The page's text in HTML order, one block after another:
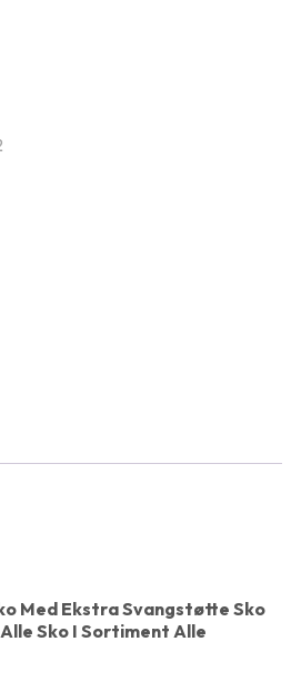
Med Ekstra Svangstøtte Sko
Sko I Sortiment Alle